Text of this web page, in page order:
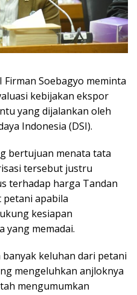
Firman Soebagyo meminta
kebijakan ekspor
yang dijalankan oleh
Indonesia (DSI).
bertujuan menata tata
tersebut justru
terhadap harga Tandan
petani apabila
kesiapan
memadai.
keluhan dari petani
mengeluhkan anjloknya
mengumumkan